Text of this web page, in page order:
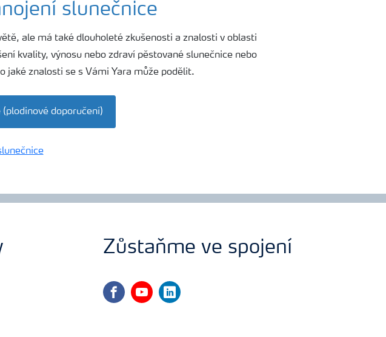
slunečnice
ale má také dlouholeté zkušenosti a znalosti v oblasti
kvality, výnosu nebo zdraví pěstované slunečnice nebo
jaké znalosti se s Vámi Yara může podělit.
doporučení)
Zůstaňme ve spojení
facebookyoutubelinkedin